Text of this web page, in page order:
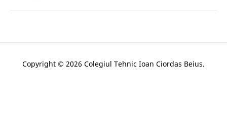
Copyright © 2026 Colegiul Tehnic Ioan Ciordas Beius.